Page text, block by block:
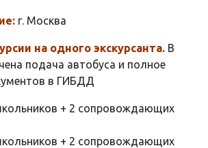
г. Москва
на одного экскурсанта. В
подача автобуса и полное
в ГИБДД
+ 2 сопровождающих
+ 2 сопровождающих